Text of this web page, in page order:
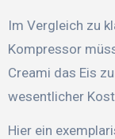
Im Vergleich zu
Kompressor
Creami das Eis
wesentlicher
Hier ein